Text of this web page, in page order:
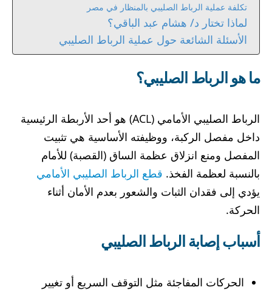
تكلفة عملية الرباط الصليبي بالمنظار في مصر
لماذا تختار د/ هشام عبد الباقي؟
الأسئلة الشائعة حول عملية الرباط الصليبي
ما هو الرباط الصليبي؟
الرباط الصليبي الأمامي (ACL) هو أحد الأربطة الرئيسية
داخل مفصل الركبة، ووظيفته الأساسية هي تثبيت
المفصل ومنع انزلاق عظمة الساق (القصبة) للأمام
بالنسبة لعظمة الفخذ. قطع الرباط الصليبي الأمامي
يؤدي إلى فقدان الثبات والشعور بعدم الأمان أثناء
الحركة.
أسباب إصابة الرباط الصليبي
الحركات المفاجئة مثل التوقف السريع أو تغيير